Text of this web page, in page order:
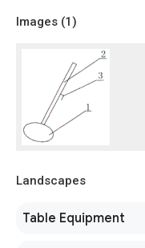
Images (1)
Landscapes
Table Equipment